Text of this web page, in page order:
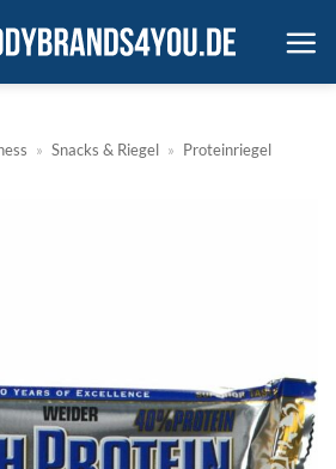
» Snacks & Riegel » Proteinriegel